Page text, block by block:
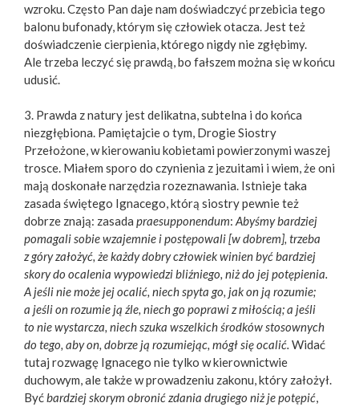
wzroku. Często Pan daje nam doświadczyć przebicia tego
balonu bufonady, którym się człowiek otacza. Jest też
doświadczenie cierpienia, którego nigdy nie zgłębimy.
Ale trzeba leczyć się prawdą, bo fałszem można się w końcu
udusić.
3. Prawda z natury jest delikatna, subtelna i do końca
niezgłębiona. Pamiętajcie o tym, Drogie Siostry
Przełożone, w kierowaniu kobietami powierzonymi waszej
trosce. Miałem sporo do czynienia z jezuitami i wiem, że oni
mają doskonałe narzędzia rozeznawania. Istnieje taka
zasada świętego Ignacego, którą siostry pewnie też
dobrze znają: zasada praesupponendum: Abyśmy bardziej
pomagali sobie wzajemnie i postępowali [w dobrem], trzeba
z góry założyć, że każdy dobry człowiek winien być bardziej
skory do ocalenia wypowiedzi bliźniego, niż do jej potępienia.
A jeśli nie może jej ocalić, niech spyta go, jak on ją rozumie;
a jeśli on rozumie ją źle, niech go poprawi z miłością; a jeśli
to nie wystarcza, niech szuka wszelkich środków stosownych
do tego, aby on, dobrze ją rozumiejąc, mógł się ocalić. Widać
tutaj rozwagę Ignacego nie tylko w kierownictwie
duchowym, ale także w prowadzeniu zakonu, który założył.
Byćbardziej skorym obronić zdania drugiego niż je potępić,